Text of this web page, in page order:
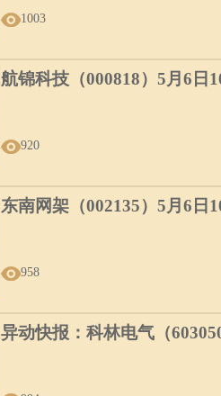
1003
航锦科技（000818）5月6日
920
东南网架（002135）5月6日
958
异动快报：科林电气（